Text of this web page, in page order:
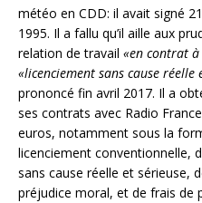
météo en CDD: il avait signé
1995. Il a fallu qu’il aille aux
relation de travail «en contrat
«licenciement sans cause réelle
prononcé fin avril 2017. Il a
ses contrats avec Radio
euros, notamment sous la
licenciement conventionnelle,
sans cause réelle et sérieuse,
préjudice moral, et de frais de